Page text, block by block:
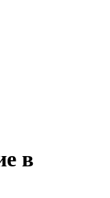
в